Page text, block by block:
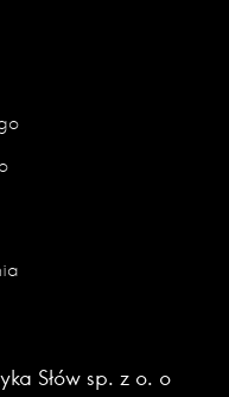
Słów sp. z o. o